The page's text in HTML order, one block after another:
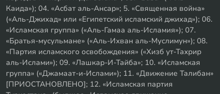
Каида»); 04. «Асбат аль-Ансар»; 5. «Священная война»
(«Аль-Джихад» или «Египетский исламский джихад»); 06.
«Исламская группа» («Аль-Гамаа аль-Исламия»); 07.
«Братья-мусульмане» («Аль-Ихван аль-Муслимун»); 08.
«Партия исламского освобождения» («Хизб ут-Тахрир
аль-Ислами»); 09. «Лашкар-И-Тайба»; 10. «Исламская
группа» («Джамаат-и-Ислами»); 11. «Движение Талибан»
[ПРИОСТАНОВЛЕНО]; 12. «Исламская партия